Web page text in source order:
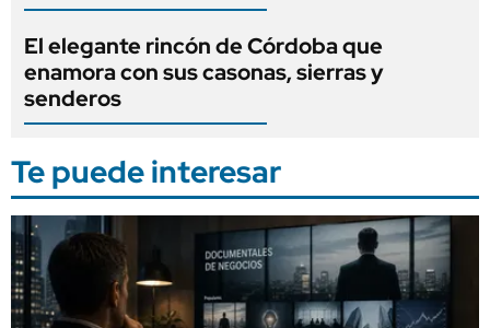
El elegante rincón de Córdoba que
enamora con sus casonas, sierras y
senderos
Te puede interesar